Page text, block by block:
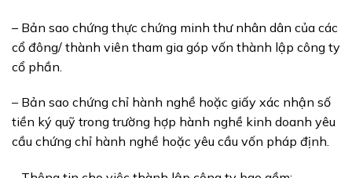
– Bản sao chứng thực chứng minh thư nhân dân của các
cổ đông/ thành viên tham gia góp vốn thành lập công ty
cổ phần.
– Bản sao chứng chỉ hành nghề hoặc giấy xác nhận số
tiền ký quỹ trong trường hợp hành nghề kinh doanh yêu
cầu chứng chỉ hành nghề hoặc yêu cầu vốn pháp định.